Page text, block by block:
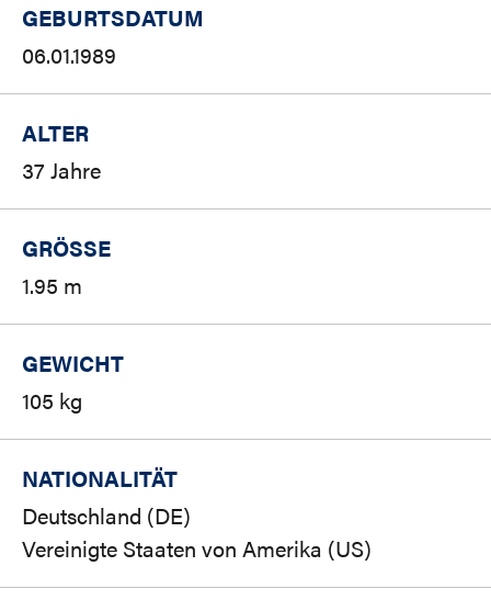
GEBURTSDATUM
06.01.1989
ALTER
37 Jahre
GRÖSSE
1.95 m
GEWICHT
105 kg
NATIONALITÄT
Deutschland (DE)
Vereinigte Staaten von Amerika (US)